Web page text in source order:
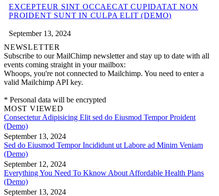
EXCEPTEUR SINT OCCAECAT CUPIDATAT NON
PROIDENT SUNT IN CULPA ELIT (DEMO)
September 13, 2024
NEWSLETTER
Subscribe to our MailChimp newsletter and stay up to date with all
events coming straight in your mailbox:
Whoops, you're not connected to Mailchimp. You need to enter a
valid Mailchimp API key.
* Personal data will be encrypted
MOST VIEWED
Consectetur Adipisicing Elit sed do Eiusmod Tempor Proident
(Demo)
September 13, 2024
Sed do Eiusmod Tempor Incididunt ut Labore ad Minim Veniam
(Demo)
September 12, 2024
Everything You Need To Kknow About Affordable Health Plans
(Demo)
September 13, 2024